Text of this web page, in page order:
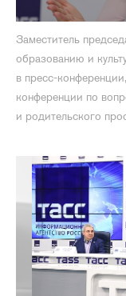
Заместитель
образованию и
в пресс-
конференции по
и родительского